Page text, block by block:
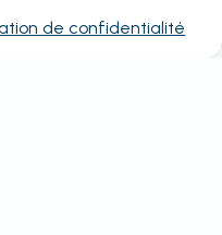
de confidentialité